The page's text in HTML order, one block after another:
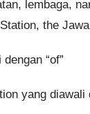
lembaga,
the
“of”
yang diawali